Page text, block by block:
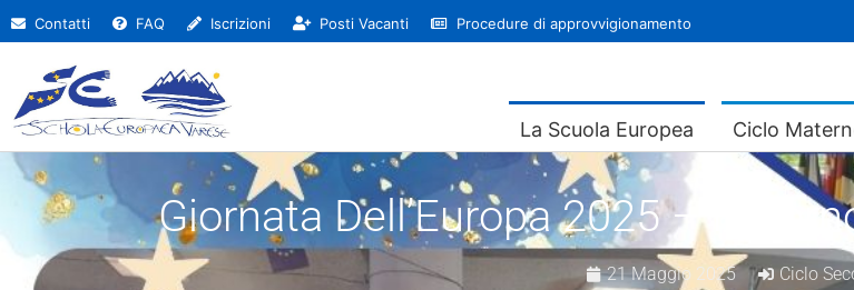
Contatti FAQ Iscrizioni Posti Vacanti Procedure di approvvigionamento
La Scuola Europea Ciclo
Giornata Dell’Europa 2025 – Il
21 Maggio 2025 Ciclo